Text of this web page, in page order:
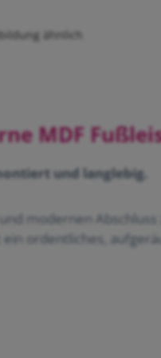
ähnlich
MDF
und langlebig.
modernen
ordentliches,